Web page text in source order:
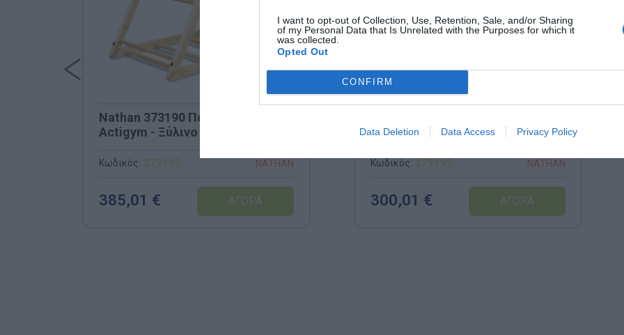
I want to opt-out of Collection, Use, Retention, Sale, and/or Sharing
of my Personal Data that Is Unrelated with the Purposes for which it
was collected.
Opted Out
CONFIRM
Data Deletion Data Access Privacy Policy
Nathan 373190 Πολυβάση
Actigym - Ξύλινο Πολυόργανο
Κωδικός: 373190 NATHAN
385,01 €
Ανεμόσκαλα Actigym - Ξύλο &
Κωδικός: 373192 NATHAN
300,01 €